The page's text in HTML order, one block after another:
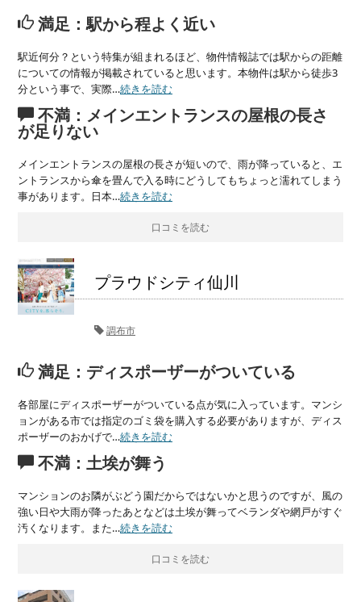
満足：駅から程よく近い
駅近何分？という特集が組まれるほど、物件情報誌では駅からの距離
についての情報が掲載されていると思います。本物件は駅から徒歩3
分という事で、実際…続きを読む
不満：メインエントランスの屋根の長さ
が足りない
メインエントランスの屋根の長さが短いので、雨が降っていると、エ
ントランスから傘を畳んで入る時にどうしてもちょっと濡れてしまう
事があります。日本…続きを読む
口コミを読む
プラウドシティ仙川
調布市
満足：ディスポーザーがついている
各部屋にディスポーザーがついている点が気に入っています。マンシ
ョンがある市では指定のゴミ袋を購入する必要がありますが、ディス
ポーザーのおかげで…続きを読む
不満：土埃が舞う
マンションのお隣がぶどう園だからではないかと思うのですが、風の
強い日や大雨が降ったあとなどは土埃が舞ってベランダや網戸がすぐ
汚くなります。また…続きを読む
口コミを読む